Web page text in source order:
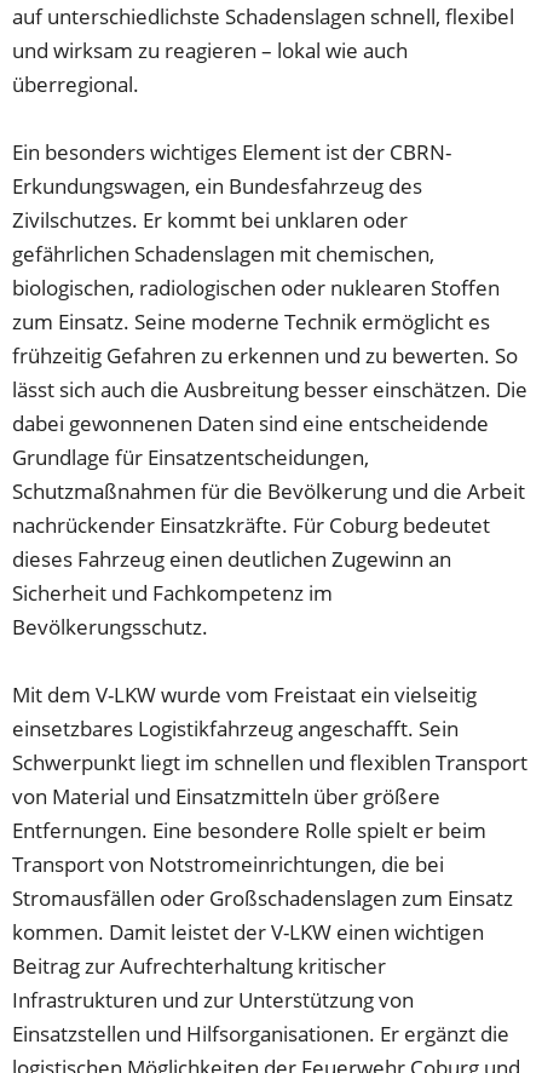
auf unterschiedlichste Schadenslagen schnell, flexibel
und wirksam zu reagieren – lokal wie auch
überregional.
Ein besonders wichtiges Element ist der CBRN-
Erkundungswagen, ein Bundesfahrzeug des
Zivilschutzes. Er kommt bei unklaren oder
gefährlichen Schadenslagen mit chemischen,
biologischen, radiologischen oder nuklearen Stoffen
zum Einsatz. Seine moderne Technik ermöglicht es
frühzeitig Gefahren zu erkennen und zu bewerten. So
lässt sich auch die Ausbreitung besser einschätzen. Die
dabei gewonnenen Daten sind eine entscheidende
Grundlage für Einsatzentscheidungen,
Schutzmaßnahmen für die Bevölkerung und die Arbeit
nachrückender Einsatzkräfte. Für Coburg bedeutet
dieses Fahrzeug einen deutlichen Zugewinn an
Sicherheit und Fachkompetenz im
Bevölkerungsschutz.
Mit dem V-LKW wurde vom Freistaat ein vielseitig
einsetzbares Logistikfahrzeug angeschafft. Sein
Schwerpunkt liegt im schnellen und flexiblen Transport
von Material und Einsatzmitteln über größere
Entfernungen. Eine besondere Rolle spielt er beim
Transport von Notstromeinrichtungen, die bei
Stromausfällen oder Großschadenslagen zum Einsatz
kommen. Damit leistet der V-LKW einen wichtigen
Beitrag zur Aufrechterhaltung kritischer
Infrastrukturen und zur Unterstützung von
Einsatzstellen und Hilfsorganisationen. Er ergänzt die
logistischen Möglichkeiten der Feuerwehr Coburg und